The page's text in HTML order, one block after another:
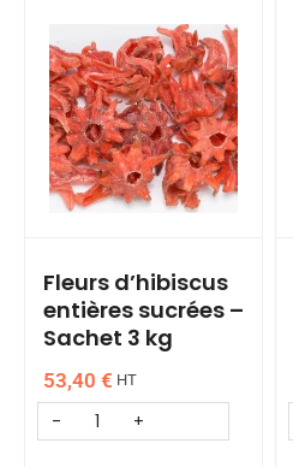
Fleurs d’hibiscus
entières sucrées –
Sachet 3 kg
53,40 € HT